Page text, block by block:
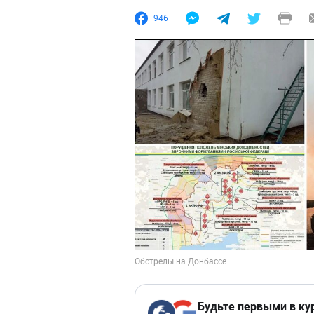
946
Будьте первыми в